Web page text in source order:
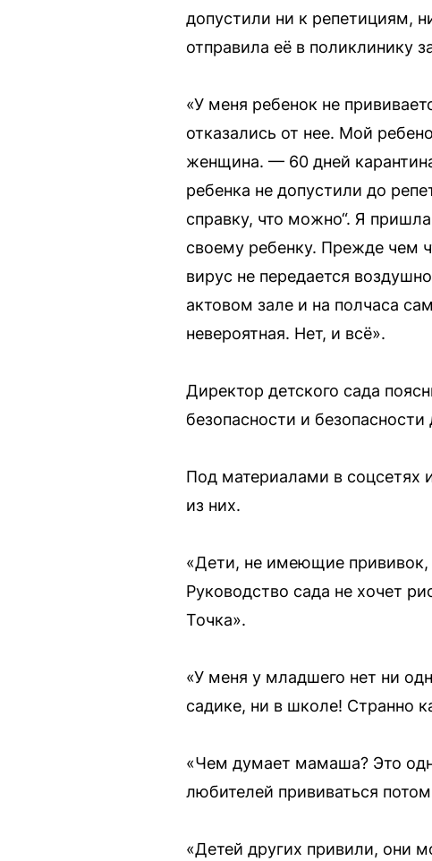
допустили ни к репетициям,
отправила её в поликлинику
«У меня ребенок не
отказались от нее. Мой
женщина. — 60 дней
ребенка не допустили до
справку, что можно“. Я
своему ребенку. Прежде чем
вирус не передается
актовом зале и на полчаса
невероятная. Нет, и всё».
Директор детского сада
безопасности и безопасности
Под материалами в соцсетях
из них.
«Дети, не имеющие прививок,
Руководство сада не хочет
Точка».
«У меня у младшего нет ни
садике, ни в школе! Странно
«Чем думает мамаша? Это
любителей прививаться
«Детей других привили, они